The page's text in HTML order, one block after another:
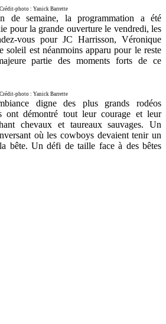
Crédit-photo : Yanick Barrette
semaine, la programmation a été
pour la grande ouverture le vendredi, les
vous pour JC Harrisson, Véronique
est néanmoins apparu pour le reste
partie des moments forts de ce
Crédit-photo : Yanick Barrette
digne des plus grands rodéos
ont démontré tout leur courage et leur
chevaux et taureaux sauvages. Un
où les cowboys devaient tenir un
bête. Un défi de taille face à des bêtes